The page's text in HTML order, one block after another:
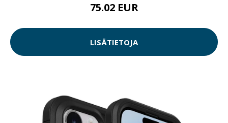
75.02 EUR
LISÄTIETOJA